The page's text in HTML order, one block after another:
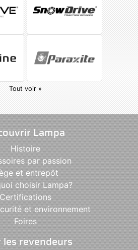
Tout voir »
Lampa
Histoire
par passion
et entrepôt
choisir Lampa?
et environnement
Foires
revendeurs